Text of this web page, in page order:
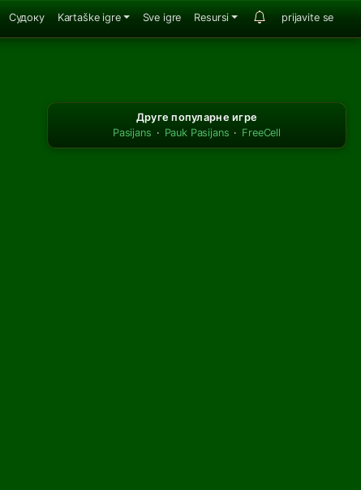
Судоку Kartaške igre Sve igre Resursi prijavite se
Друге популарне игре
Pasijans · Pauk Pasijans · FreeCell